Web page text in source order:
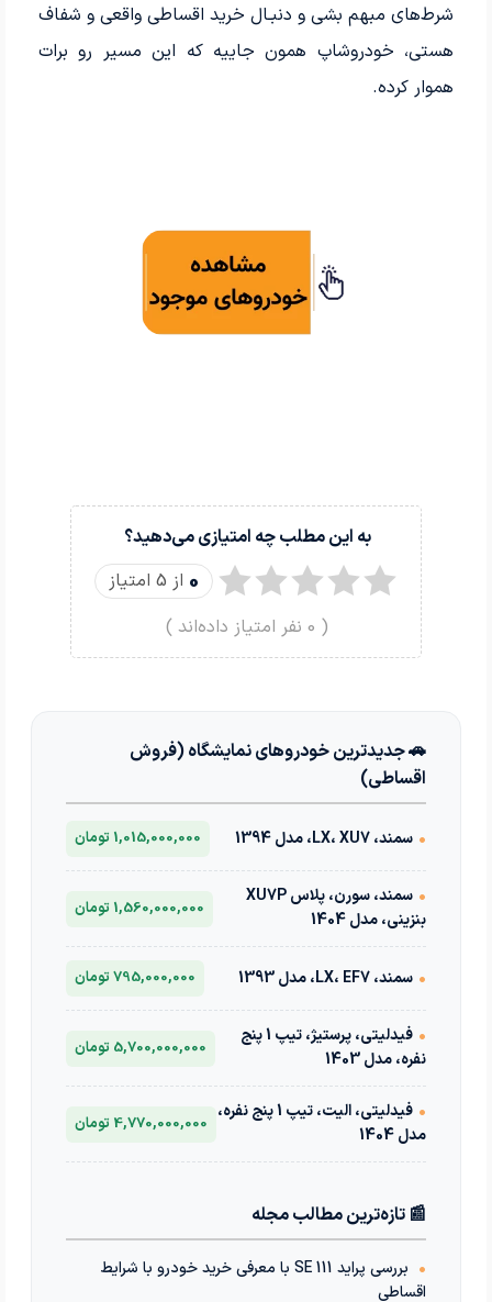
شرط‌های مبهم بشی و دنبـال خرید اقساطی واقعی و شفاف
هستی، خودروشاپ همون جاییه که این مسیر رو برات
هموار کرده.
به این مطلب چه امتیازی می‌دهید؟
0 از 5 امتیاز
(
0 نفر امتیاز داده‌اند )
🚗 جدیدترین خودروهای نمایشگاه (فروش
اقساطی)
• سمند، LX، XU7، مدل 1394 1,015,000,000 تومان
•
سمند، سورن، پلاس XU7P
بنزینی، مدل 1404
1,560,000,000 تومان
• سمند، LX، EF7، مدل 1393 795,000,000 تومان
•
فیدلیتی، پرستیژ، تیپ 1 پنج
نفره، مدل 1403
5,700,000,000 تومان
•
فیدلیتی، الیت، تیپ 1 پنج نفره،
مدل 1404
4,770,000,000 تومان
📰 تازه‌ترین مطالب مجله
•
بررسی پراید 111 SE با معرفی خرید خودرو با شرایط
اقساطی